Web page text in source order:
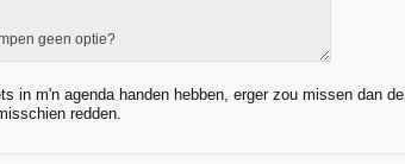
geen optie?
in m'n agenda handen hebben, erger zou missen dan de
redden.